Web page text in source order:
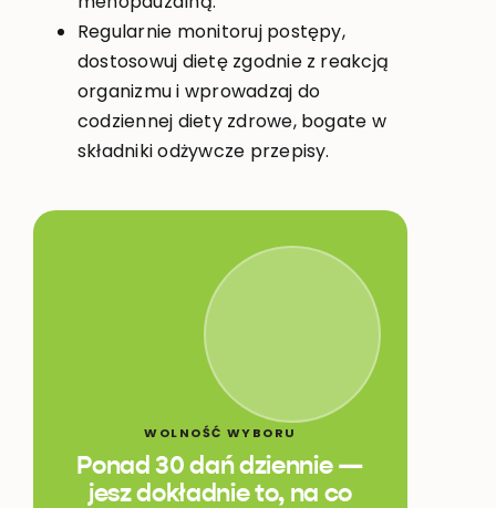
Regularnie monitoruj postępy,
dostosowuj dietę zgodnie z reakcją
organizmu i wprowadzaj do
codziennej diety zdrowe, bogate w
składniki odżywcze przepisy.
WOLNOŚĆ WYBORU
Ponad 30 dań dziennie —
jesz dokładnie to, na co